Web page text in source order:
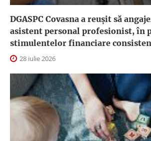
DGASPC Covasna a reuşit să
asistent personal profesionist, în
stimulentelor financiare
28 iulie 2026